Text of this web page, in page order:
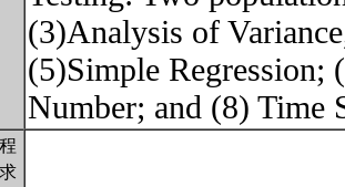
(3)Analysis of
(5)Simple
Number; and (8) Time